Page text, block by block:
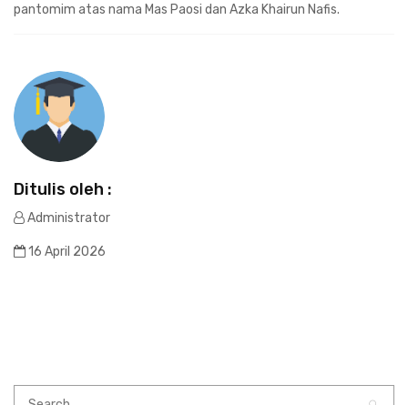
pantomim atas nama Mas Paosi dan Azka Khairun Nafis.
Ditulis oleh :
Administrator
16 April 2026